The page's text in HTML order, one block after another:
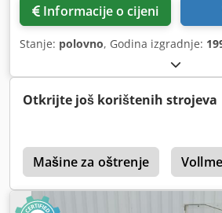
Informacije o cijeni
Stanje: polovno, Godina izgradnje:
Otkrijte još korištenih strojeva
Mašine za oštrenje